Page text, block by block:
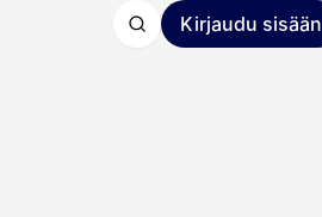
Kirjaudu sisään